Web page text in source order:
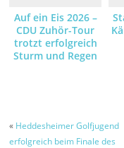
Auf ein Eis 2026 –
CDU Zuhör-Tour
trotzt erfolgreich
Sturm und Regen
« Heddesheimer Golfjugend
erfolgreich beim Finale des